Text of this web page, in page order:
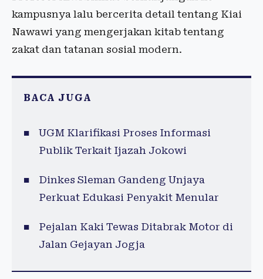
kampusnya lalu bercerita detail tentang Kiai
Nawawi yang mengerjakan kitab tentang
zakat dan tatanan sosial modern.
BACA JUGA
UGM Klarifikasi Proses Informasi
Publik Terkait Ijazah Jokowi
Dinkes Sleman Gandeng Unjaya
Perkuat Edukasi Penyakit Menular
Pejalan Kaki Tewas Ditabrak Motor di
Jalan Gejayan Jogja